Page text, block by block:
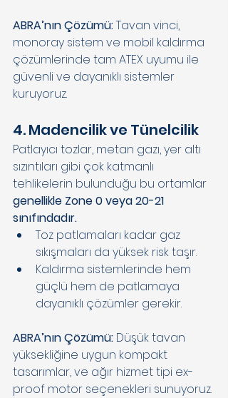
ABRA’nın Çözümü: Tavan vinci,
monoray sistem ve mobil kaldırma
çözümlerinde tam ATEX uyumu ile
güvenli ve dayanıklı sistemler
kuruyoruz.
4. Madencilik ve Tünelcilik
Patlayıcı tozlar, metan gazı, yer altı
sızıntıları gibi çok katmanlı
tehlikelerin bulunduğu bu ortamlar
genellikle Zone 0 veya 20-21
sınıfındadır.
Toz patlamaları kadar gaz
sıkışmaları da yüksek risk taşır.
Kaldırma sistemlerinde hem
güçlü hem de patlamaya
dayanıklı çözümler gerekir.
ABRA’nın Çözümü: Düşük tavan
yüksekliğine uygun kompakt
tasarımlar, ve ağır hizmet tipi ex-
proof motor seçenekleri sunuyoruz.